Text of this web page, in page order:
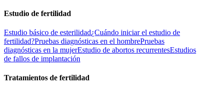
Estudio de fertilidad
Estudio básico de esterilidad¿Cuándo iniciar el estudio de
fertilidad?Pruebas diagnósticas en el hombrePruebas
diagnósticas en la mujerEstudio de abortos recurrentesEstudios
de fallos de implantación
Tratamientos de fertilidad